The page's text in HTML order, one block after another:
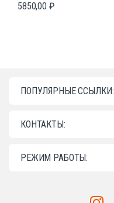
5850,00 ₽
ПОПУЛЯРНЫЕ ССЫЛКИ:
КОНТАКТЫ:
РЕЖИМ РАБОТЫ: